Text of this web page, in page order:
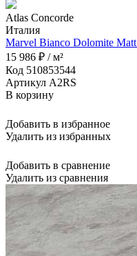
Atlas Concorde
Италия
Marvel Bianco Dolomite
15 986 ₽ / м²
Код 510853544
Артикул A2RS
В корзину
Добавить в избранное
Удалить из избранных
Добавить в сравнение
Удалить из сравнения